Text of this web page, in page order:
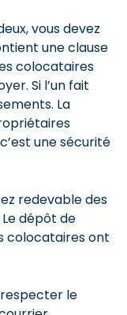
vous devez
une clause
colocataires
Si l’un fait
La
une sécurité
redevable des
dépôt de
colocataires ont
le